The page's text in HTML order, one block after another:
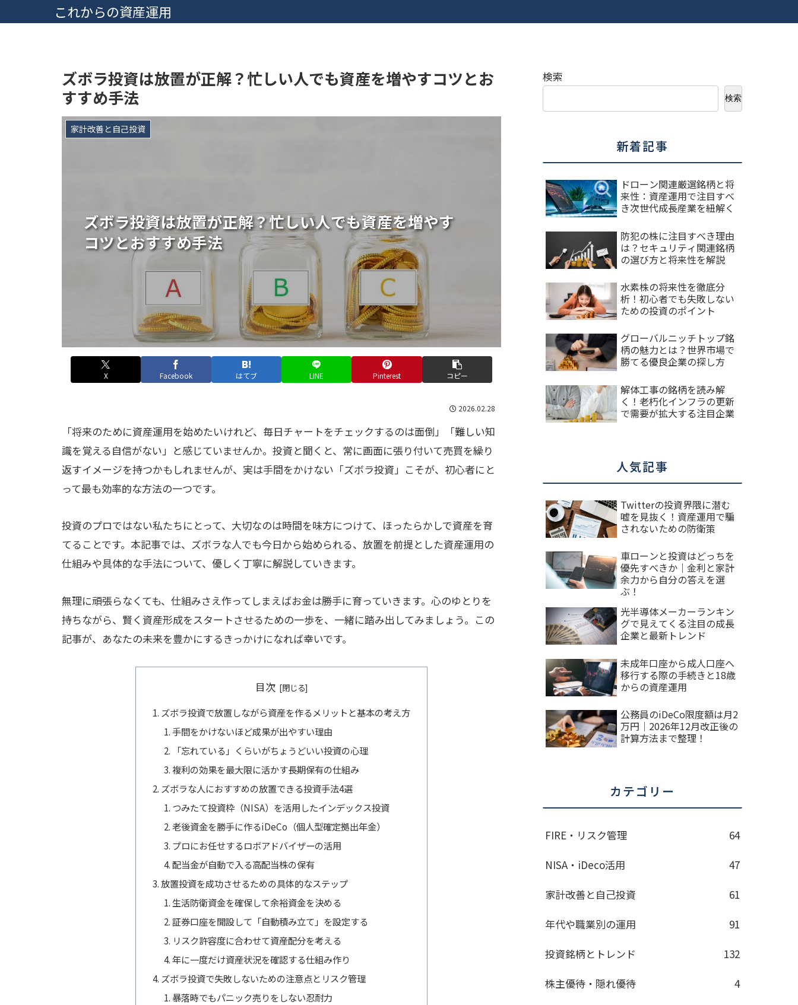
これからの資産運用
ズボラ投資は放置が正解？忙しい人でも資産を増やすコツとお
すすめ手法
ズボラ投資は放置が正解？忙しい人でも資産を増やす
コツとおすすめ手法
家計改善と自己投資
X Facebook はてブ LINE Pinterest コピー
2026.02.28
「将来のために資産運用を始めたいけれど、毎日チャートをチェックするのは面倒」「難しい知
識を覚える自信がない」と感じていませんか。投資と聞くと、常に画面に張り付いて売買を繰り
返すイメージを持つかもしれませんが、実は手間をかけない「ズボラ投資」こそが、初心者にと
って最も効率的な方法の一つです。
投資のプロではない私たちにとって、大切なのは時間を味方につけて、ほったらかしで資産を育
てることです。本記事では、ズボラな人でも今日から始められる、放置を前提とした資産運用の
仕組みや具体的な手法について、優しく丁寧に解説していきます。
無理に頑張らなくても、仕組みさえ作ってしまえばお金は勝手に育っていきます。心のゆとりを
持ちながら、賢く資産形成をスタートさせるための一歩を、一緒に踏み出してみましょう。この
記事が、あなたの未来を豊かにするきっかけになれば幸いです。
目次
ズボラ投資で放置しながら資産を作るメリットと基本の考え方
手間をかけないほど成果が出やすい理由
「忘れている」くらいがちょうどいい投資の心理
複利の効果を最大限に活かす長期保有の仕組み
ズボラな人におすすめの放置できる投資手法4選
つみたて投資枠（NISA）を活用したインデックス投資
老後資金を勝手に作るiDeCo（個人型確定拠出年金）
プロにお任せするロボアドバイザーの活用
配当金が自動で入る高配当株の保有
放置投資を成功させるための具体的なステップ
生活防衛資金を確保して余裕資金を決める
証券口座を開設して「自動積み立て」を設定する
リスク許容度に合わせて資産配分を考える
年に一度だけ資産状況を確認する仕組み作り
ズボラ投資で失敗しないための注意点とリスク管理
暴落時でもパニック売りをしない忍耐力
検索
検索
新着記事
ドローン関連厳選銘柄と将
来性：資産運用で注目すべ
き次世代成長産業を紐解く
防犯の株に注目すべき理由
は？セキュリティ関連銘柄
の選び方と将来性を解説
水素株の将来性を徹底分
析！初心者でも失敗しない
ための投資のポイント
グローバルニッチトップ銘
柄の魅力とは？世界市場で
勝てる優良企業の探し方
解体工事の銘柄を読み解
く！老朽化インフラの更新
で需要が拡大する注目企業
人気記事
Twitterの投資界隈に潜む
嘘を見抜く！資産運用で騙
されないための防衛策
車ローンと投資はどっちを
優先すべきか｜金利と家計
余力から自分の答えを選
ぶ！
光半導体メーカーランキン
グで見えてくる注目の成長
企業と最新トレンド
未成年口座から成人口座へ
移行する際の手続きと18歳
からの資産運用
公務員のiDeCo限度額は月2
万円｜2026年12月改正後の
計算方法まで整理！
カテゴリー
FIRE・リスク管理
64
NISA・iDeco活用
47
家計改善と自己投資
61
年代や職業別の運用
91
投資銘柄とトレンド
132
株主優待・隠れ優待
4